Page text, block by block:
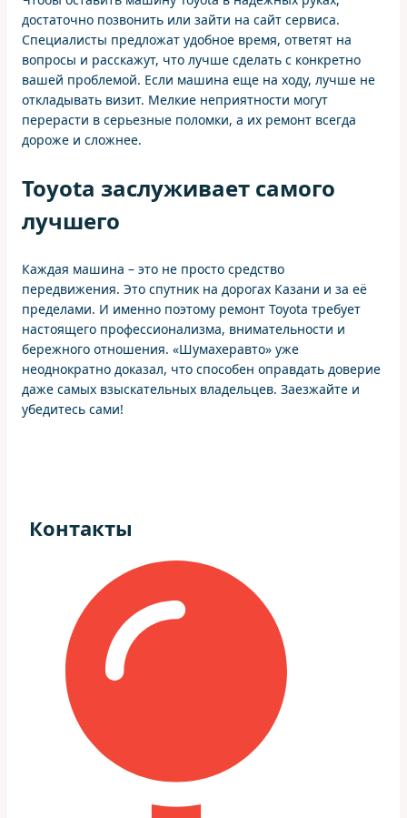
достаточно позвонить или зайти на сайт сервиса.
Специалисты предложат удобное время, ответят на
вопросы и расскажут, что лучше сделать с конкретно
вашей проблемой. Если машина еще на ходу, лучше не
откладывать визит. Мелкие неприятности могут
перерасти в серьезные поломки, а их ремонт всегда
дороже и сложнее.
Toyota заслуживает самого
лучшего
Каждая машина – это не просто средство
передвижения. Это спутник на дорогах Казани и за её
пределами. И именно поэтому ремонт Toyota требует
настоящего профессионализма, внимательности и
бережного отношения. «Шумахеравто» уже
неоднократно доказал, что способен оправдать доверие
даже самых взыскательных владельцев. Заезжайте и
убедитесь сами!
Контакты